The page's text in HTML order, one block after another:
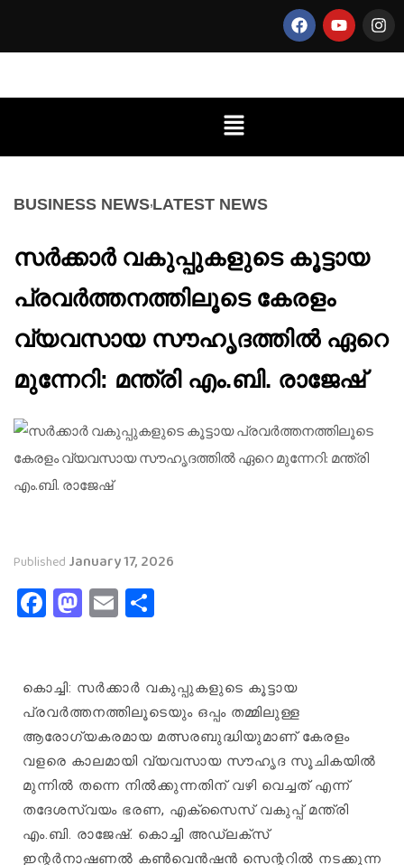
BUSINESS NEWS LATEST NEWS
സർക്കാർ വകുപ്പുകളുടെ കൂട്ടായ
പ്രവർത്തനത്തിലൂടെ കേരളം
വ്യവസായ സൗഹൃദത്തിൽ ഏറെ
മുന്നേറി: മന്ത്രി എം.ബി. രാജേഷ്
Published January 17, 2026
Facebook
Mastodon
Email
കൊച്ചി: സർക്കാർ വകുപ്പുകളുടെ കൂട്ടായ
പ്രവർത്തനത്തിലൂടെയും ഒപ്പം തമ്മിലുള്ള
ആരോഗ്യകരമായ മത്സരബുദ്ധിയുമാണ് കേരളം
വളരെ കാലമായി വ്യവസായ സൗഹൃദ സൂചികയിൽ
മുന്നിൽ തന്നെ നിൽക്കുന്നതിന് വഴി വെച്ചത് എന്ന്
തദേശസ്വയം ഭരണ, എക്സൈസ് വകുപ്പ് മന്ത്രി
എം.ബി. രാജേഷ്. കൊച്ചി അഡ്‌ലക്‌സ്
ഇന്റര്‍നാഷണല്‍ കൺവെൻഷൻ സെന്ററില്‍ നടക്കുന്ന